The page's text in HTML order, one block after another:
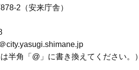
2（安来庁舎）
city.yasugi.shimane.jp
半角「@」に書き換えてください。）